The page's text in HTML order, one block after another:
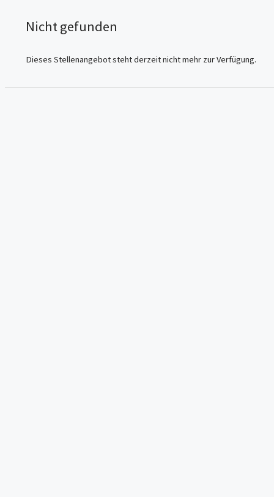
Nicht gefunden
Dieses Stellenangebot steht derzeit nicht mehr zur Verfügung.